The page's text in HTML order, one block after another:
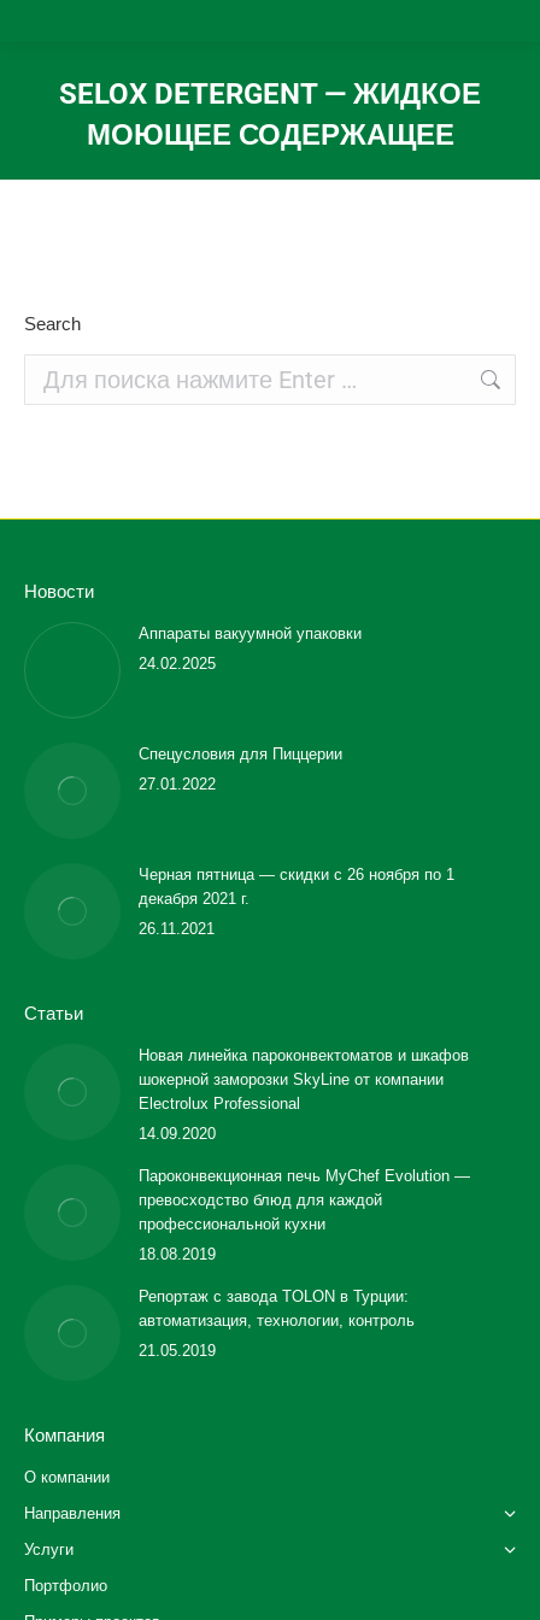
SELOX DETERGENT — ЖИДКОЕ
МОЮЩЕЕ СОДЕРЖАЩЕЕ
Вы здесь:
Search
Новости
Аппараты вакуумной упаковки
24.02.2025
Спецусловия для Пиццерии
27.01.2022
Черная пятница — скидки с 26 ноября по 1
декабря 2021 г.
26.11.2021
Статьи
Новая линейка пароконвектоматов и шкафов
шокерной заморозки SkyLine от компании
Electrolux Professional
14.09.2020
Пароконвекционная печь MyChef Evolution —
превосходство блюд для каждой
профессиональной кухни
18.08.2019
Репортаж с завода TOLON в Турции:
автоматизация, технологии, контроль
21.05.2019
Компания
О компании
Направления
Услуги
Портфолио